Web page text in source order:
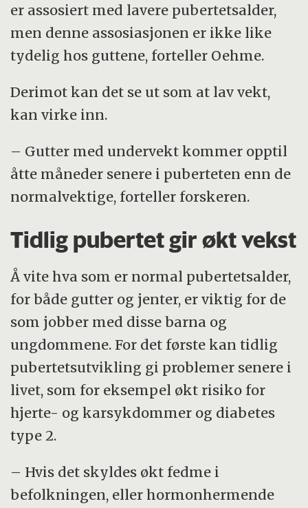
er assosiert med lavere pubertetsalder,
men denne assosiasjonen er ikke like
tydelig hos guttene, forteller Oehme.
Derimot kan det se ut som at lav vekt,
kan virke inn.
– Gutter med undervekt kommer opptil
åtte måneder senere i puberteten enn de
normalvektige, forteller forskeren.
Tidlig pubertet gir økt vekst
Å vite hva som er normal pubertetsalder,
for både gutter og jenter, er viktig for de
som jobber med disse barna og
ungdommene. For det første kan tidlig
pubertetsutvikling gi problemer senere i
livet, som for eksempel økt risiko for
hjerte- og karsykdommer og diabetes
type 2.
– Hvis det skyldes økt fedme i
befolkningen, eller hormonhermende